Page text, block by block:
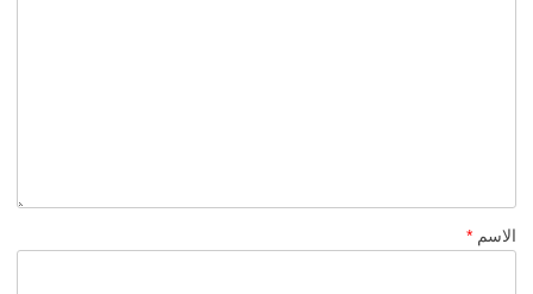
الاسم *